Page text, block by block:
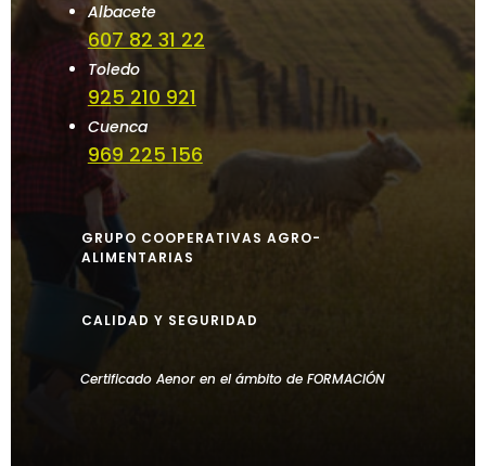
Albacete
607 82 31 22
Toledo
925 210 921
Cuenca
969 225 156
GRUPO COOPERATIVAS AGRO-
ALIMENTARIAS
CALIDAD Y SEGURIDAD
Certificado Aenor en el ámbito de FORMACIÓN